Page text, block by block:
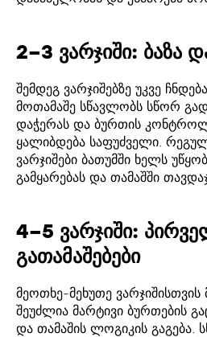
2–3 ვარჯიში: ბაზა
შემდეგ ვარჯიშებზე უკვე
მოთამაშე სწავლობს სწორ
დაჭერას და ბურთის
ყალიბდება საფუძველი.
ვარჯიშები ბათუმში ხელს
გამყარებას და თამაშში
4–5 ვარჯიში:
გათამაშებები
მეოთხე-მეხუთე ვარჯიშისთვის
შეუძლია მარტივი ბურთების
და თამაშის ლოგიკის გაგება.